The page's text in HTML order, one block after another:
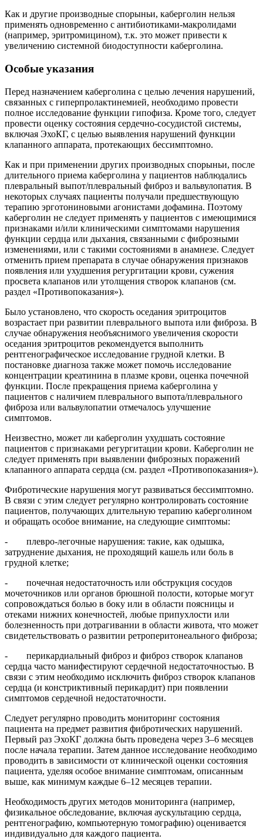
Как и другие производные спорыньи, каберголин нельзя
применять одновременно с антибиотиками-макролидами
(например, эритромицином), т.к. это может привести к
увеличению системной биодоступности каберголина.
Особые указания
Перед назначением каберголина с целью лечения нарушений,
связанных с гиперпролактинемией, необходимо провести
полное исследование функции гипофиза. Кроме того, следует
провести оценку состояния сердечно-сосудистой системы,
включая ЭхоКГ, с целью выявления нарушений функции
клапанного аппарата, протекающих бессимптомно.
Как и при применении других производных спорыньи, после
длительного приема каберголина у пациентов наблюдались
плевральный выпот/плевральный фиброз и вальвулопатия. В
некоторых случаях пациенты получали предшествующую
терапию эрготониновыми агонистами дофамина. Поэтому
каберголин не следует применять у пациентов с имеющимися
признаками и/или клиническими симптомами нарушения
функции сердца или дыхания, связанными с фиброзными
изменениями, или с такими состояниями в анамнезе. Следует
отменить прием препарата в случае обнаружения признаков
появления или ухудшения регургитации крови, сужения
просвета клапанов или утолщения створок клапанов (см.
раздел «Противопоказания»).
Было установлено, что скорость оседания эритроцитов
возрастает при развитии плеврального выпота или фиброза. В
случае обнаружения необъяснимого увеличения скорости
оседания эритроцитов рекомендуется выполнить
рентгенографическое исследование грудной клетки. В
постановке диагноза также может помочь исследование
концентрации креатинина в плазме крови, оценка почечной
функции. После прекращения приема каберголина у
пациентов с наличием плеврального выпота/плеврального
фиброза или вальвулопатии отмечалось улучшение
симптомов.
Неизвестно, может ли каберголин ухудшать состояние
пациентов с признаками регургитации крови. Каберголин не
следует применять при выявлении фиброзных поражений
клапанного аппарата сердца (см. раздел «Противопоказания»).
Фибротические нарушения могут развиваться бессимптомно.
В связи с этим следует регулярно контролировать состояние
пациентов, получающих длительную терапию каберголином
и обращать особое внимание, на следующие симптомы:
- плевро-легочные нарушения: такие, как одышка,
затруднение дыхания, не проходящий кашель или боль в
грудной клетке;
- почечная недостаточность или обструкция сосудов
мочеточников или органов брюшной полости, которые могут
сопровождаться болью в боку или в области поясницы и
отеками нижних конечностей, любые припухлости или
болезненность при дотрагивании в области живота, что может
свидетельствовать о развитии ретроперитонеального фиброза;
- перикардиальный фиброз и фиброз створок клапанов
сердца часто манифестируют сердечной недостаточностью. В
связи с этим необходимо исключить фиброз створок клапанов
сердца (и констриктивный перикардит) при появлении
симптомов сердечной недостаточности.
Следует регулярно проводить мониторинг состояния
пациента на предмет развития фибротических нарушений.
Первый раз ЭхоКГ должна быть проведена через 3–6 месяцев
после начала терапии. Затем данное исследование необходимо
проводить в зависимости от клинической оценки состояния
пациента, уделяя особое внимание симптомам, описанным
выше, как минимум каждые 6–12 месяцев терапии.
Необходимость других методов мониторинга (например,
физикальное обследование, включая аускультацию сердца,
рентгенографию, компьютерную томографию) оценивается
индивидуально для каждого пациента.